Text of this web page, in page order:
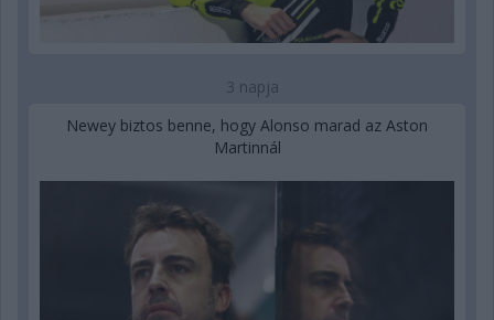
3 napja
Newey biztos benne, hogy Alonso marad az Aston
Martinnál